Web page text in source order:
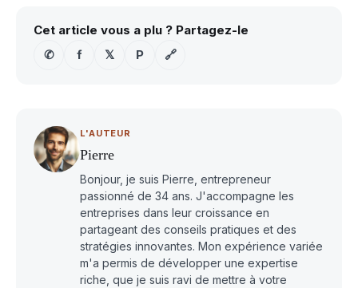
Cet article vous a plu ? Partagez-le
✆
f 𝕏 P 🔗
L'AUTEUR
Pierre
Bonjour, je suis Pierre, entrepreneur
passionné de 34 ans. J'accompagne les
entreprises dans leur croissance en
partageant des conseils pratiques et des
stratégies innovantes. Mon expérience variée
m'a permis de développer une expertise
riche, que je suis ravi de mettre à votre